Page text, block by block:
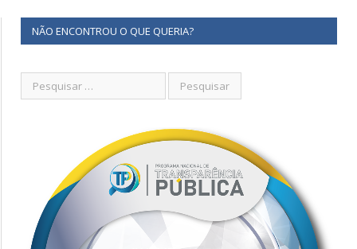
NÃO ENCONTROU O QUE QUERIA?